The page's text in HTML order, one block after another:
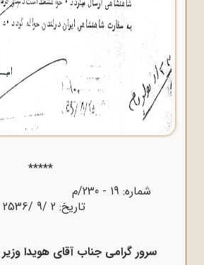
*****
شماره:
تاریخ: 2 /9 /2536
سرور گرامی جناب آقای هویدا